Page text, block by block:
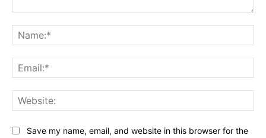
Save my name, email, and website in this browser for the